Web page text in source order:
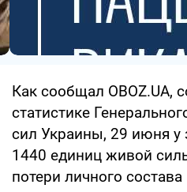
Как сообщал OBOZ.UA,
статистике
сил Украины, 29 июня у
1440 единиц живой
потери личного